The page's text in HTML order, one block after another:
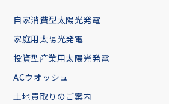
自家消費型太陽光発電
家庭用太陽光発電
投資型産業用太陽光発電
ACウオッシュ
土地買取りのご案内